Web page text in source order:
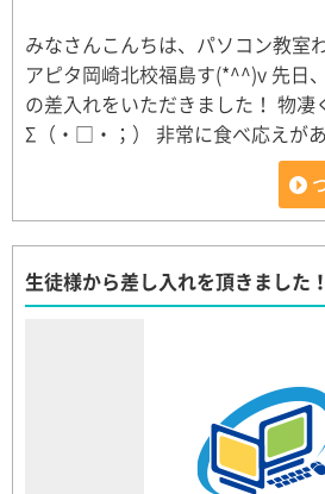
みなさんこんちは、パソコン教室
アピタ岡崎北校福島す(*^^)v 先日
の差入れをいただきました！ 物凄
Σ（・□・；） 非常に食べ応えが
生徒様から差し入れを頂きまし